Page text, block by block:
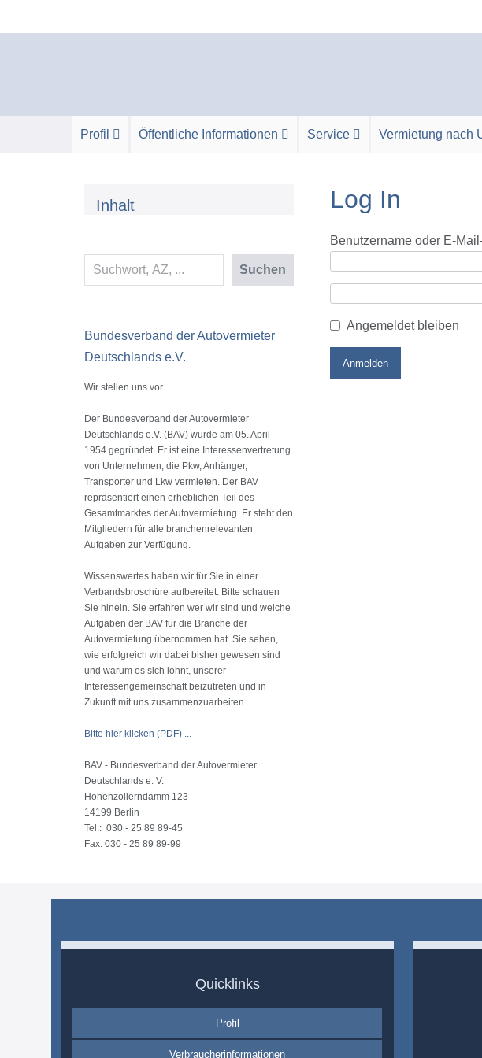
Inhalt
Profil Öffentliche Informationen Service Vermietung nach
Inhalt
Suchen Suchen
Bundesverband der Autovermieter
Deutschlands e.V.
Wir stellen uns vor.
Der Bundesverband der Autovermieter
Deutschlands e.V. (BAV) wurde am 05. April
1954 gegründet. Er ist eine Interessenvertretung
von Unternehmen, die Pkw, Anhänger,
Transporter und Lkw vermieten. Der BAV
repräsentiert einen erheblichen Teil des
Gesamtmarktes der Autovermietung. Er steht den
Mitgliedern für alle branchenrelevanten
Aufgaben zur Verfügung.
Wissenswertes haben wir für Sie in einer
Verbandsbroschüre aufbereitet. Bitte schauen
Sie hinein. Sie erfahren wer wir sind und welche
Aufgaben der BAV für die Branche der
Autovermietung übernommen hat. Sie sehen,
wie erfolgreich wir dabei bisher gewesen sind
und warum es sich lohnt, unserer
Interessengemeinschaft beizutreten und in
Zukunft mit uns zusammenzuarbeiten.
Bitte hier klicken (PDF) ...
BAV - Bundesverband der Autovermieter
Deutschlands e. V.
Hohenzollerndamm 123
14199 Berlin
Tel.: 030 - 25 89 89-45
Fax: 030 - 25 89 89-99
Log In
Benutzername oder E-
Angemeldet bleiben
Quicklinks
Profil
Verbraucherinformationen